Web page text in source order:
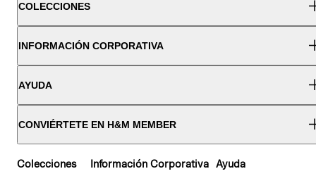
COLECCIONES
INFORMACIÓN CORPORATIVA
AYUDA
CONVIÉRTETE EN H&M MEMBER
Colecciones Información Corporativa Ayuda